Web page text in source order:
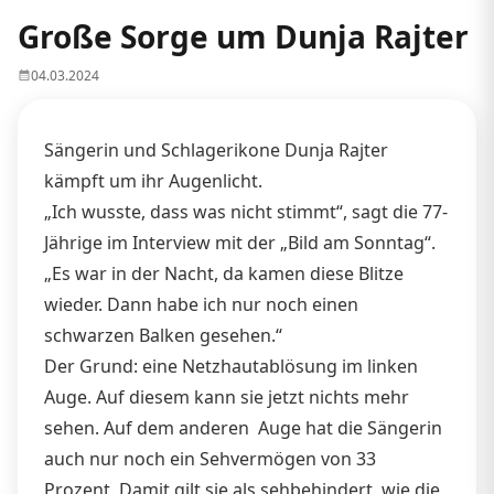
Große Sorge um Dunja Rajter
04.03.2024
Sängerin und Schlagerikone Dunja Rajter
kämpft um ihr Augenlicht.
„Ich wusste, dass was nicht stimmt“, sagt die 77-
Jährige im Interview mit der „Bild am Sonntag“.
„Es war in der Nacht, da kamen diese Blitze
wieder. Dann habe ich nur noch einen
schwarzen Balken gesehen.“
Der Grund: eine Netzhautablösung im linken
Auge. Auf diesem kann sie jetzt nichts mehr
sehen. Auf dem anderen Auge hat die Sängerin
auch nur noch ein Sehvermögen von 33
Prozent. Damit gilt sie als sehbehindert, wie die